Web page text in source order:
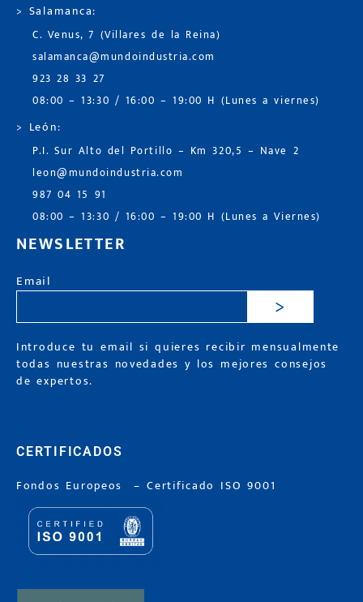
> Salamanca:
C. Venus, 7 (Villares de la Reina)
salamanca@mundoindustria.com
923 28 33 27
08:00 – 13:30 / 16:00 – 19:00 H (Lunes a viernes)
> León:
P.I. Sur Alto del Portillo – Km 320,5 – Nave 2
leon@mundoindustria.com
987 04 15 91
08:00 – 13:30 / 16:00 – 19:00 H (Lunes a Viernes)
NEWSLETTER
Email
>
Introduce tu email si quieres recibir mensualmente
todas nuestras novedades y los mejores consejos
de expertos.
CERTIFICADOS
Fondos Europeos –Certificado ISO 9001